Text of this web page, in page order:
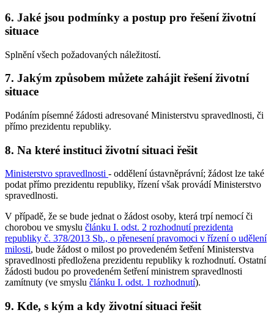
6. Jaké jsou podmínky a postup pro řešení životní
situace
Splnění všech požadovaných náležitostí.
7. Jakým způsobem můžete zahájit řešení životní
situace
Podáním písemné žádosti adresované Ministerstvu spravedlnosti, či
přímo prezidentu republiky.
8. Na které instituci životní situaci řešit
Ministerstvo spravedlnosti - oddělení ústavněprávní; žádost lze také
podat přímo prezidentu republiky, řízení však provádí Ministerstvo
spravedlnosti.
V případě, že se bude jednat o žádost osoby, která trpí nemocí či
chorobou ve smyslu článku I. odst. 2 rozhodnutí prezidenta
republiky č. 378/2013 Sb., o přenesení pravomoci v řízení o udělení
milosti, bude žádost o milost po provedeném šetření Ministerstva
spravedlnosti předložena prezidentu republiky k rozhodnutí. Ostatní
žádosti budou po provedeném šetření ministrem spravedlnosti
zamítnuty (ve smyslu článku I. odst. 1 rozhodnutí).
9. Kde, s kým a kdy životní situaci řešit